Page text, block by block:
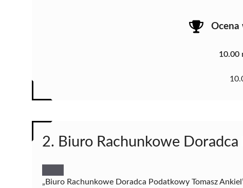
Ocena
10.00
2. Biuro Rachunkowe Doradca
„Biuro Rachunkowe Doradca Podatkowy Tomasz